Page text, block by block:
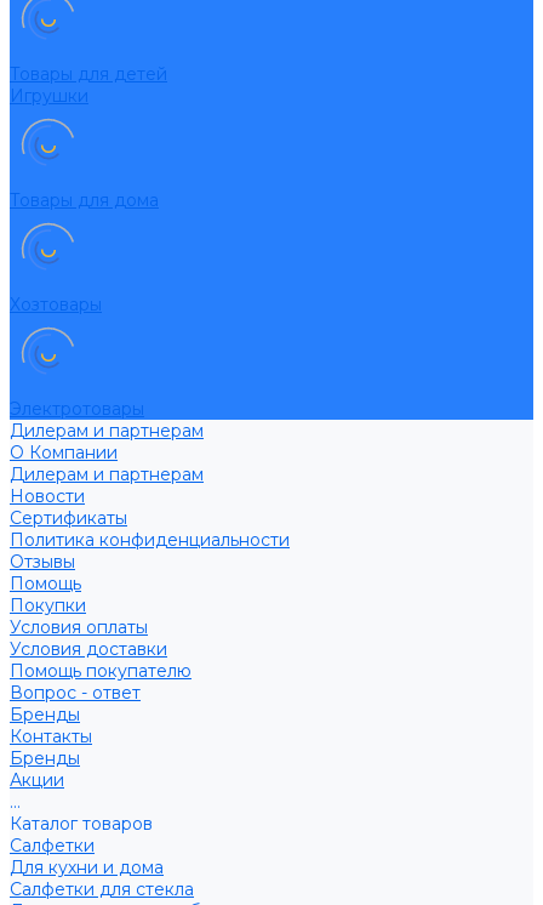
Товары для детей
Игрушки
Товары для дома
Хозтовары
Электротовары
Дилерам и партнерам
О Компании
Дилерам и партнерам
Новости
Сертификаты
Политика конфиденциальности
Отзывы
Помощь
Покупки
Условия оплаты
Условия доставки
Помощь покупателю
Вопрос - ответ
Бренды
Контакты
Бренды
Акции
...
Каталог товаров
Салфетки
Для кухни и дома
Салфетки для стекла